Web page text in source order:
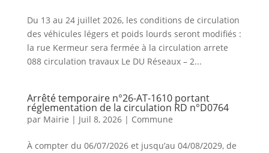
Du 13 au 24 juillet 2026, les conditions de circulation
des véhicules légers et poids lourds seront modifiés :
la rue Kermeur sera fermée à la circulation arrete
088 circulation travaux Le DU Réseaux – 2...
Arrêté temporaire n°26-AT-1610 portant
réglementation de la circulation RD n°D0764
par Mairie | Juil 8, 2026| Commune
À compter du 06/07/2026 et jusqu’au 04/08/2029, de